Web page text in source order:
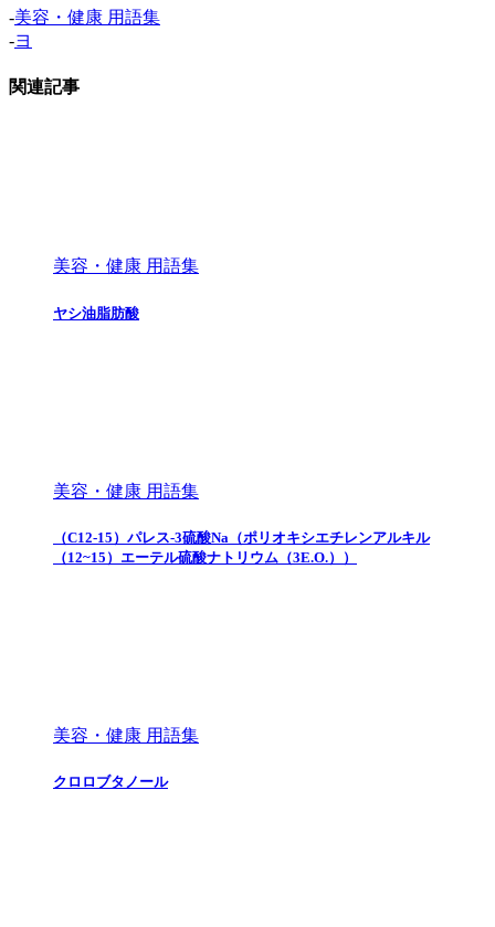
-美容・健康 用語集
-ヨ
関連記事
美容・健康 用語集
ヤシ油脂肪酸
美容・健康 用語集
（C12-15）パレス-3硫酸Na（ポリオキシエチレンアルキル
（12~15）エーテル硫酸ナトリウム（3E.O.））
美容・健康 用語集
クロロブタノール